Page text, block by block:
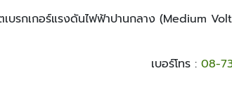
เบรกเกอร์แรงดันไฟฟ้าปานกลาง (Medium
เบอร์โทร : 08-